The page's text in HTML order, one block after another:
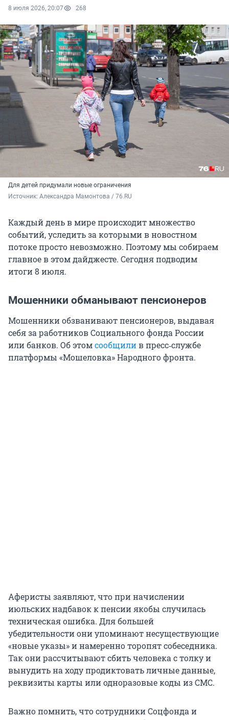
8 июля 2026, 20:07 268
Для детей придумали новые ограничения
Источник: Александра Мамонтова / 76.RU
Каждый день в мире происходит множество
событий, уследить за которыми в новостном
потоке просто невозможно. Поэтому мы собираем
главное в этом дайджесте. Сегодня подводим
итоги 8 июля.
Мошенники обманывают пенсионеров
Мошенники обзванивают пенсионеров, выдавая
себя за работников Социального фонда России
или банков. Об этомсообщилив пресс‑службе
платформы «Мошеловка» Народного фронта.
Аферисты заявляют, что при начислении
июльских надбавок к пенсии якобы случилась
техническая ошибка. Для большей
убедительности они упоминают несуществующие
«новые указы» и намеренно торопят собеседника.
Так они рассчитывают сбить человека с толку и
вынудить на ходу продиктовать личные данные,
реквизиты карты или одноразовые коды из СМС.
Важно помнить, что сотрудники Соцфонда и